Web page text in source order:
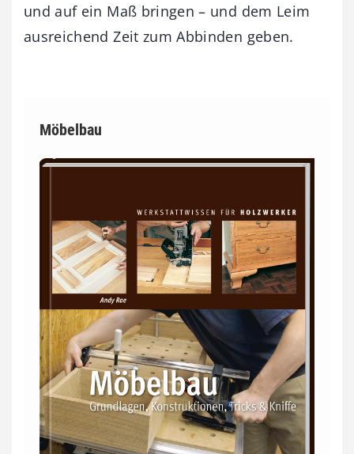
und auf ein Maß bringen – und dem Leim
ausreichend Zeit zum Abbinden geben.
Möbelbau